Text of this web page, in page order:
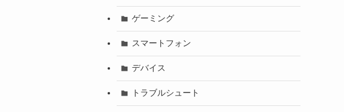
ゲーミング
スマートフォン
デバイス
トラブルシュート